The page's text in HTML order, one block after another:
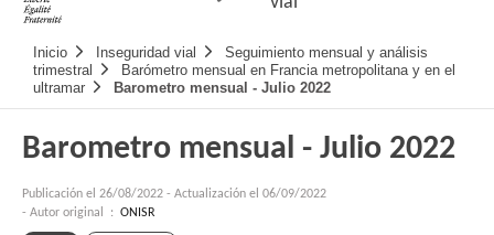
Navigation
principale
Inicio Inseguridad vial
Seguimiento mensual y análisis
trimestral
Barómetro mensual en Francia metropolitana y en el
ultramar
Barometro mensual - Julio 2022
Barometro mensual - Julio 2022
Publicación el 26/08/2022 - Actualización el 06/09/2022
- Autor original : ONISR